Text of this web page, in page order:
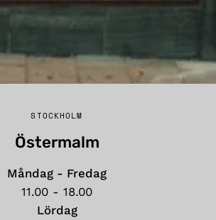
STOCKHOLM
Östermalm
Måndag - Fredag
11.00 - 18.00
Lördag